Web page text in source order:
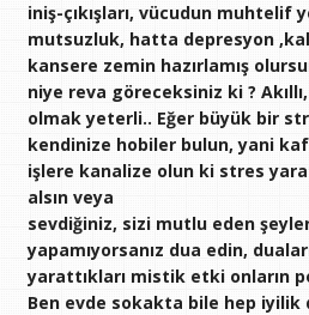
iniş-çıkışları, vücudun muhtelif
mutsuzluk, hatta depresyon
kansere zemin hazırlamış
niye reva göreceksiniz ki ?
olmak yeterli.. Eğer büyük bir
kendinize hobiler bulun, yani
işlere kanalize olun ki stres
alsın veya
sevdiğiniz, sizi mutlu eden
yapamıyorsanız dua edin,
yarattıkları mistik etki onların
Ben evde sokakta bile hep iyilik